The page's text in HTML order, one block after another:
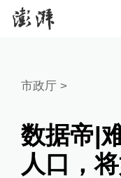
市政厅>
数据帝|
人口，